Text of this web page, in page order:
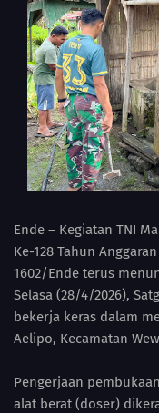
Ende – Kegiatan TNI
Ke-128 Tahun
1602/Ende terus
Selasa (28/4/2026),
bekerja keras dalam
Aelipo, Kecamatan
Pengerjaan
alat berat (doser)